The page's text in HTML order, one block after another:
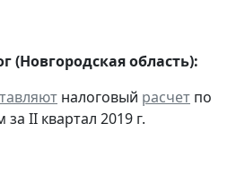
(Новгородская область):
налоговый расчет по
II квартал 2019 г.